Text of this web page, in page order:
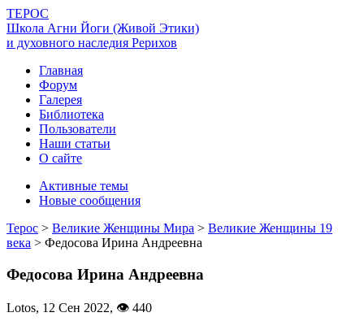
ТЕРОС
Школа Агни Йоги (Живой Этики)
и духовного наследия Рерихов
Главная
Форум
Галерея
Библиотека
Пользователи
Наши статьи
О сайте
Активные темы
Новые сообщения
Терос > Великие Женщины Мира > Великие Женщины 19
века > Федосова Ирина Андреевна
Федосова Ирина Андреевна
Lotos, 12 Сен 2022, 👁 440